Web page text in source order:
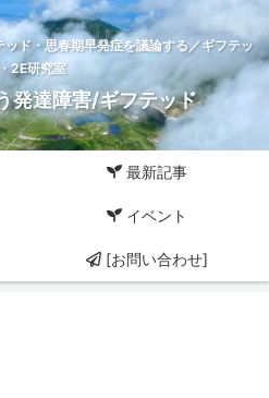
ド・思春期早発症を議論する／ギフテッ
2E研究室
発達障害/ギフテッド
最新記事
イベント
[お問い合わせ]